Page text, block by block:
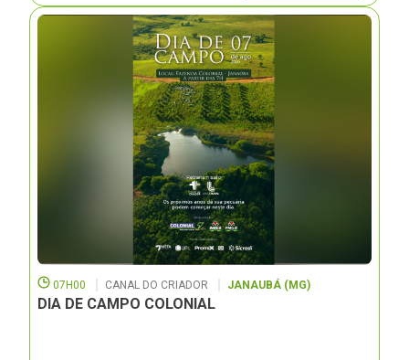
07H00 CANAL DO CRIADOR JANAUBÁ (MG)
DIA DE CAMPO COLONIAL